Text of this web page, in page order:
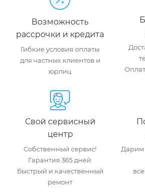
Возможность
рассрочки и кредита
Гибкие условия оплаты
для частных клиентов и
юрлиц
Свой сервисный
центр
Собственный сервис!
Гарантия 365 дней.
Быстрый и качественный
ремонт
Дарим